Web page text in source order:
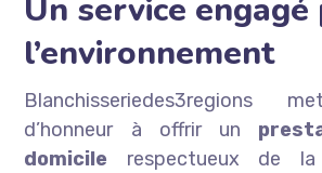
Un service
l’environnement
Blanchisseriedes3regions
d’honneur à offrir un
domicile respectueux de